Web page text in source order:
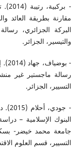
-
مقارنة بطريقة العائد
البركة الجزائري،
والتيسير، الجزائر.
-
رسالة ماجستير غير
التسيير، الجزائر.
-
البنوك الإسلامية –
جامعة محمد خيضر-
التسيير، قسم العلوم